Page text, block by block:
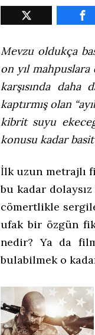
Mevzu oldukça
on yıl mahpuslara
karşısında daha
kaptırmış olan
kibrit suyu
konusu kadar
İlk uzun metrajlı
bu kadar
cömertlikle
ufak bir özgün
nedir? Ya da
bulabilmek o